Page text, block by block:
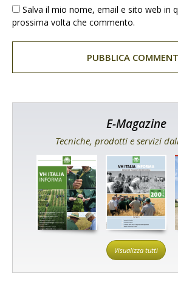
Salva il mio nome, email e sito web in
prossima volta che commento.
E-Magazine
Tecniche, prodotti e servizi
Visualizza tutti